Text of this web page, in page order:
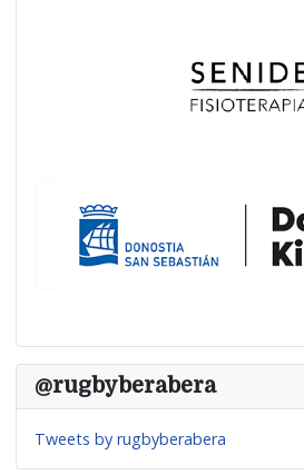
@rugbyberabera
Tweets by rugbyberabera